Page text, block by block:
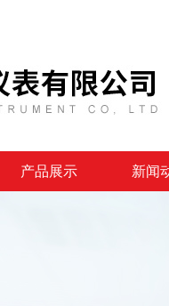
产品展示 新闻